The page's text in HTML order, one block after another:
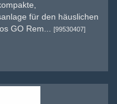
für den häuslichen
GO Rem...
[99530407]